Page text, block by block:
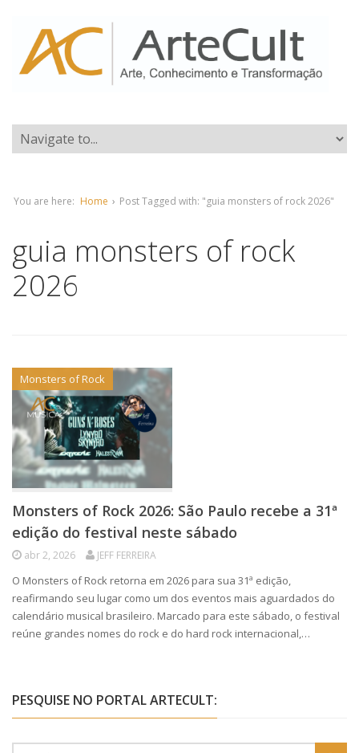
You are here: Home › Post Tagged with: "guia monsters of rock 2026"
guia monsters of rock
2026
Monsters of Rock
Monsters of Rock 2026: São Paulo recebe a 31ª
edição do festival neste sábado
abr 2, 2026 JEFF FERREIRA
O Monsters of Rock retorna em 2026 para sua 31ª edição,
reafirmando seu lugar como um dos eventos mais aguardados do
calendário musical brasileiro. Marcado para este sábado, o festival
reúne grandes nomes do rock e do hard rock internacional,…
PESQUISE NO PORTAL ARTECULT: